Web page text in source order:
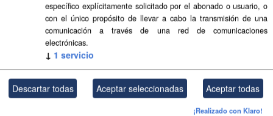
Aprobación Definitiva...
Aprobación Definitiva...
Aprobación Definitiva...
Aprobación Definitiva...
específico explícitamente solicitado por el abonado o usuario, o
con el único propósito de llevar a cabo la transmisión de una
comunicación a través de una red de comunicaciones
electrónicas.
↓ 1 servicio
Descartar todas Aceptar seleccionadas Aceptar todas
¡Realizado con Klaro!